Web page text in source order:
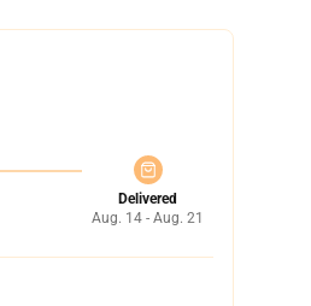
Delivered
Aug. 14 - Aug. 21